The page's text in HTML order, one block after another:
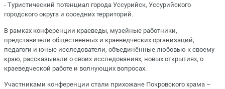
- Туристический потенциал города Уссурийск, Уссурийского
городского округа и соседних территорий.
В рамках конференции краеведы, музейные работники,
представители общественных и краеведческих организаций,
педагоги и юные исследователи, объединённые любовью к своему
краю, рассказывали о своих исследованиях, новых открытиях, о
краеведческой работе и волнующих вопросах.
Участниками конференции стали прихожане Покровского храма –